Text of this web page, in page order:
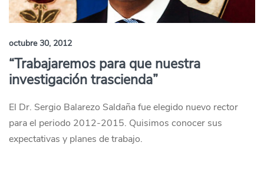
octubre 30, 2012
“Trabajaremos para que nuestra
investigación trascienda”
El Dr. Sergio Balarezo Saldaña fue elegido nuevo rector
para el periodo 2012-2015. Quisimos conocer sus
expectativas y planes de trabajo.